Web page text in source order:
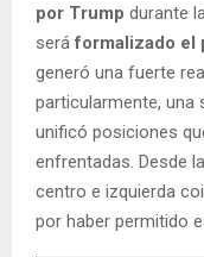
por Trump durante
seráformalizado el
generó una fuerte
particularmente, una
unificó posiciones
enfrentadas. Desde
centro e izquierda
por haber permitido